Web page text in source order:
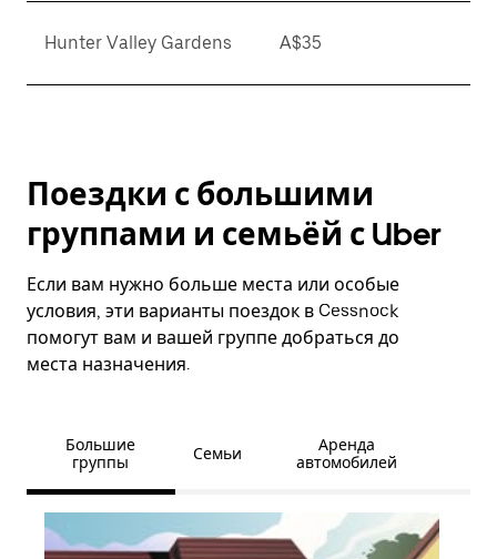
Hunter Valley Gardens A$35
Поездки с большими
группами и семьёй с Uber
Если вам нужно больше места или особые
условия, эти варианты поездок в Cessnock
помогут вам и вашей группе добраться до
места назначения.
Большие
группы
Семьи
Аренда
автомобилей